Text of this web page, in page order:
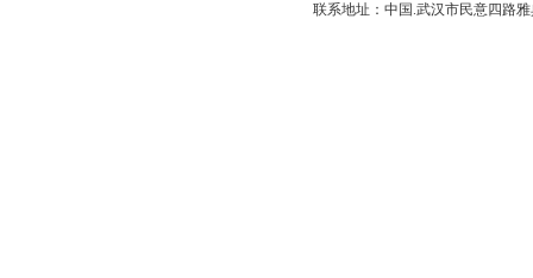
联系地址：中国.武汉市民意四路雅